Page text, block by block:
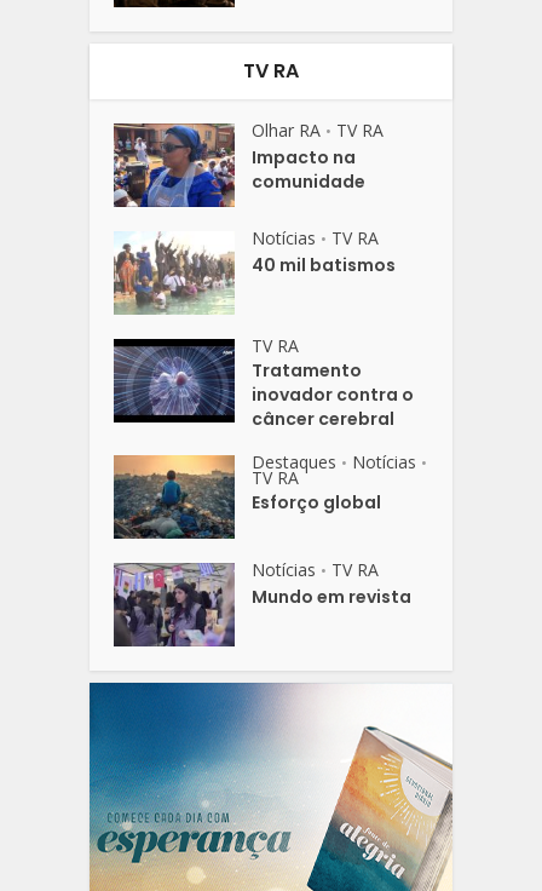
TV RA
Olhar RA • TV RA
Impacto na
comunidade
Notícias • TV RA
40 mil batismos
TV RA
Tratamento
inovador contra o
câncer cerebral
Destaques • Notícias •
TV RA
Esforço global
Notícias • TV RA
Mundo em revista